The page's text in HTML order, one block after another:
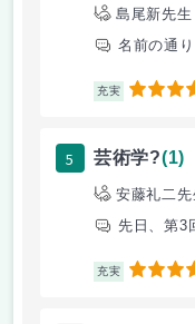
島尾新先生
名前の通
充実 4
5 芸術学?(1)
安藤礼二先
先日、第3
充実 4